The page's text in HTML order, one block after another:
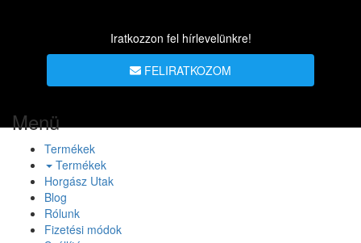
Iratkozzon fel hírlevelünkre!
FELIRATKOZOM
Menü
Termékek
Termékek
Horgász Utak
Blog
Rólunk
Fizetési módok